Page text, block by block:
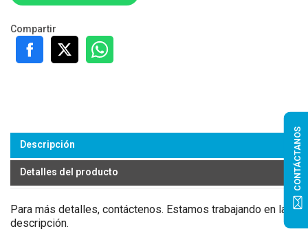
Compartir
Descripción
Detalles del producto
Para más detalles, contáctenos. Estamos trabajando en la
descripción.
CONTÁCTANOS